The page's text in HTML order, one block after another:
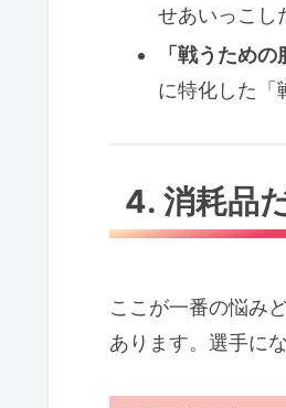
せあいっこし
「戦うための
に特化した「
4. 消耗品
ここが一番の悩み
あります。選手に